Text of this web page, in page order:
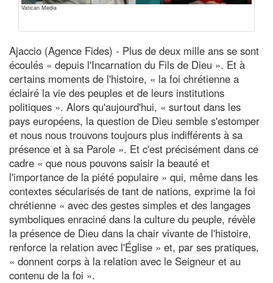
Vatican Media
Ajaccio (Agence Fides) - Plus de deux mille ans se sont
écoulés « depuis l'Incarnation du Fils de Dieu ». Et à
certains moments de l'histoire, « la foi chrétienne a
éclairé la vie des peuples et de leurs institutions
politiques ». Alors qu'aujourd'hui, « surtout dans les
pays européens, la question de Dieu semble s'estomper
et nous nous trouvons toujours plus indifférents à sa
présence et à sa Parole ». Et c'est précisément dans ce
cadre « que nous pouvons saisir la beauté et
l'importance de la piété populaire » qui, même dans les
contextes sécularisés de tant de nations, exprime la foi
chrétienne « avec des gestes simples et des langages
symboliques enraciné dans la culture du peuple, révèle
la présence de Dieu dans la chair vivante de l'histoire,
renforce la relation avec l'Église » et, par ses pratiques,
« donnent corps à la relation avec le Seigneur et au
contenu de la foi ».